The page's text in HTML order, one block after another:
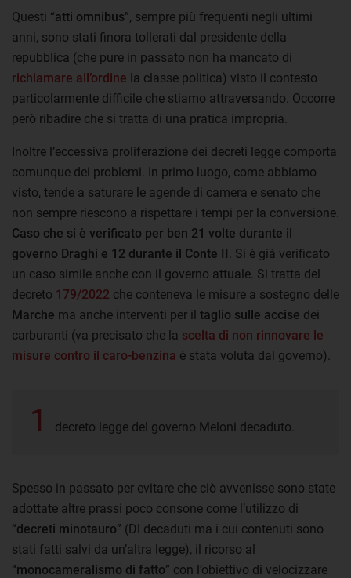
Questi “atti omnibus”, sempre più frequenti negli ultimi
anni, sono stati finora tollerati dal presidente della
repubblica (che pure in passato non ha mancato di
richiamare all’ordine la classe politica) visto il contesto
particolarmente difficile che stiamo attraversando. Occorre
però ribadire che si tratta di una pratica impropria.
Inoltre l’eccessiva proliferazione dei decreti legge comporta
comunque dei problemi. In primo luogo, come abbiamo
visto, tende a saturare le agende di camera e senato che
non sempre riescono a rispettare i tempi per la conversione.
Caso che si è verificato per ben 21 volte durante il
governo Draghi e 12 durante il Conte II. Si è già verificato
un caso simile anche con il governo attuale. Si tratta del
decreto 179/2022 che conteneva le misure a sostegno delle
Marche ma anche interventi per il taglio sulle accise dei
carburanti (va precisato che la scelta di non rinnovare le
misure contro il caro-benzina è stata voluta dal governo).
1 decreto legge del governo Meloni decaduto.
Spesso in passato per evitare che ciò avvenisse sono state
adottate altre prassi poco consone come l’utilizzo di
“decreti minotauro” (Dl decaduti ma i cui contenuti sono
stati fatti salvi da un’altra legge), il ricorso al
“monocameralismo di fatto” con l’obiettivo di velocizzare